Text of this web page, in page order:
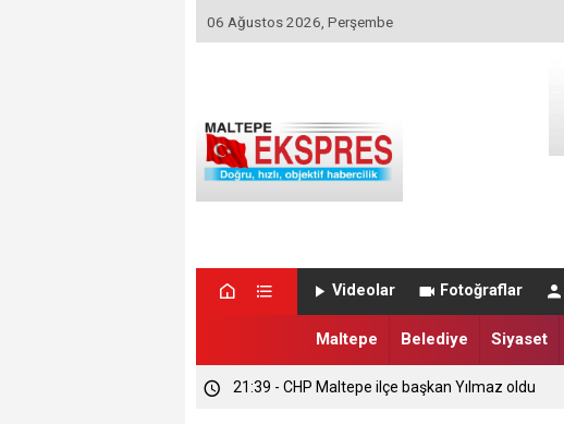
06 Ağustos 2026, Perşembe
Videolar Fotoğraflar
Maltepe Belediye Siyaset
21:39 - CHP Maltepe ilçe başkan Yılmaz oldu